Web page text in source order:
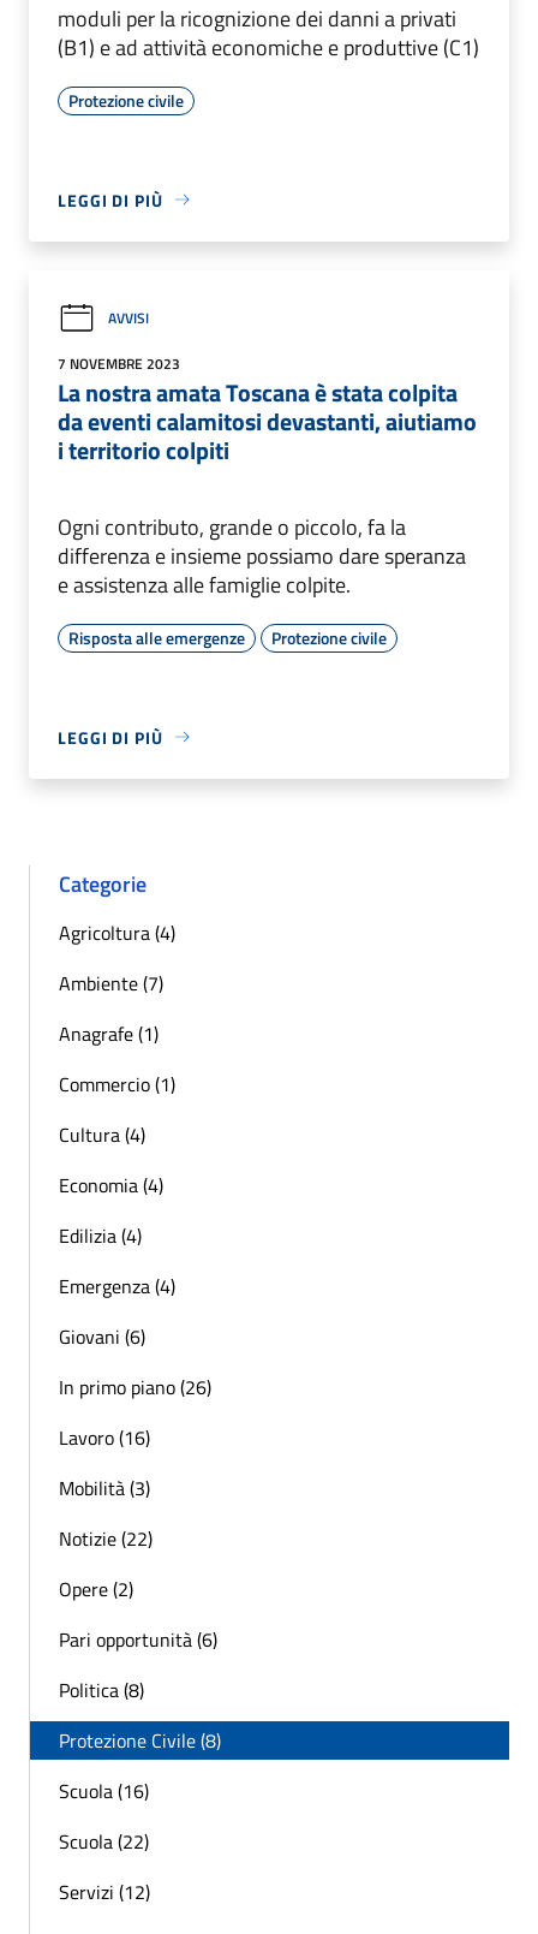
moduli per la ricognizione dei danni a privati
(B1) e ad attività economiche e produttive (C1)
Protezione civile
LEGGI DI PIÙ
AVVISI
7 NOVEMBRE 2023
La nostra amata Toscana è stata colpita
da eventi calamitosi devastanti, aiutiamo
i territorio colpiti
Ogni contributo, grande o piccolo, fa la
differenza e insieme possiamo dare speranza
e assistenza alle famiglie colpite.
Risposta alle emergenze Protezione civile
LEGGI DI PIÙ
Categorie
Agricoltura (4)
Ambiente (7)
Anagrafe (1)
Commercio (1)
Cultura (4)
Economia (4)
Edilizia (4)
Emergenza (4)
Giovani (6)
In primo piano (26)
Lavoro (16)
Mobilità (3)
Notizie (22)
Opere (2)
Pari opportunità (6)
Politica (8)
Protezione Civile (8)
Scuola (16)
Scuola (22)
Servizi (12)